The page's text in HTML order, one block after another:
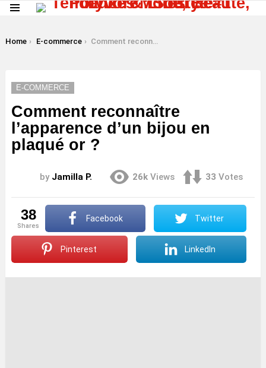
You are here:
Home E-commerce Comment reconnaître l’apparence d’un bijou en plaqué or ?
E-COMMERCE
Comment reconnaître
l’apparence d’un bijou en
plaqué or ?
by Jamilla P. 26k Views 33 Votes
38
shares
Facebook Twitter
Pinterest LinkedIn